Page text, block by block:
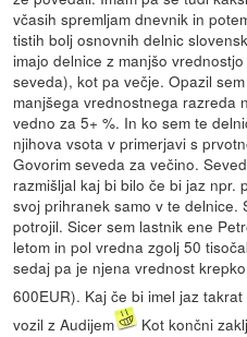
včasih spremljam dnevnik in
tistih bolj osnovnih delnic
imajo delnice z manjšo
seveda), kot pa večje. Opazil
manjšega vrednostnega razreda
vedno za 5+ %. In ko sem te
njihova vsota v primerjavi s
Govorim seveda za večino.
razmišljal kaj bi bilo če bi jaz npr.
svoj prihranek samo v te delnice.
potrojil. Sicer sem lastnik ene
letom in pol vredna zgolj 50
sedaj pa je njena vrednost
600EUR). Kaj če bi imel jaz
vozil z Audijem
Kot končni